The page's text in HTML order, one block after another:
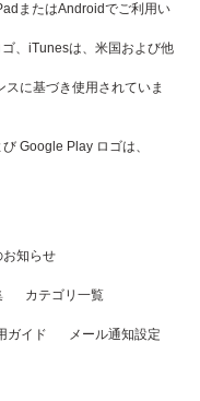
またはAndroidでご利用い
、iTunesは、米国および他
に基づき使用されていま
Google Play ロゴは、
お知らせ
カテゴリ一覧
ガイド メール通知設定